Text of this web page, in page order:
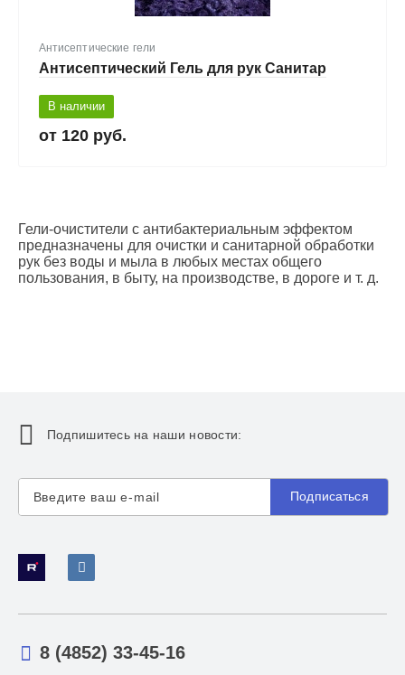
Антисептические гели
Антисептический Гель для рук Санитар
В наличии
120 руб.
Гели-очистители с антибактериальным эффектом
предназначены для очистки и санитарной обработки
рук без воды и мыла в любых местах общего
пользования, в быту, на производстве, в дороге и т. д.
Подпишитесь на наши новости:
Подписаться
8 (4852) 33-45-16